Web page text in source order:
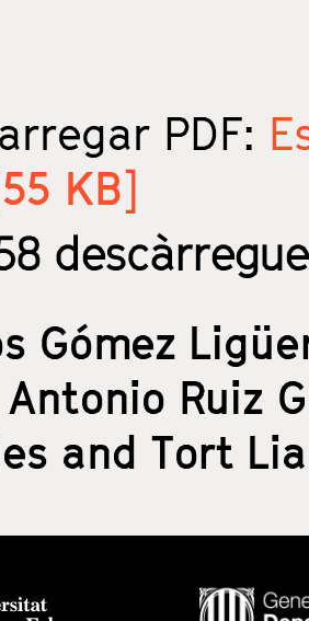
PDF:
55 KB]
Gómez
Ruiz
and Tort